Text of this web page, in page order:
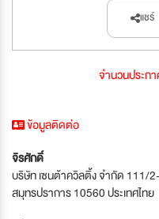
แชร์
จำนวนประก
ข้อมูลติดต่อ
จิรศักดิ์
บริษัท เซนต้าควิลติ้ง จำกัด 111/
สมุทรปราการ 10560 ประเทศไทย